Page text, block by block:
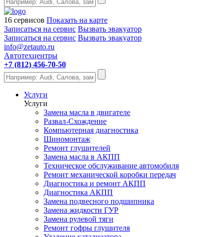
16 сервисов Показать на карте
Записаться на сервис Вызвать эвакуатор
Записаться на сервис Вызвать эвакуатор
info@zetauto.ru
Автотехцентры
+7 (812) 456-70-50
Услуги
Услуги
Замена масла в двигателе
Развал-Схождение
Компьютерная диагностика
Шиномонтаж
Ремонт глушителей
Замена масла в АКПП
Техническое обслуживание автомобиля
Ремонт механической коробки передач
Диагностика и ремонт АКПП
Диагностика АКПП
Замена подвесного подшипника
Замена жидкости ГУР
Замена рулевой тяги
Ремонт гофры глушителя